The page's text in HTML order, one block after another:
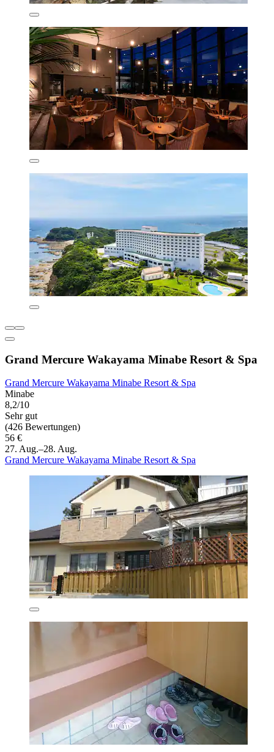
Grand Mercure Wakayama Minabe Resort & Spa
Grand Mercure Wakayama Minabe Resort & Spa
Minabe
8,2/10
Sehr gut
(426 Bewertungen)
56 €
27. Aug.–28. Aug.
Grand Mercure Wakayama Minabe Resort & Spa